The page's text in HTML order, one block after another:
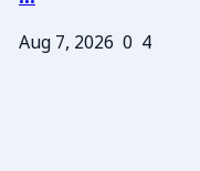
Aug 7, 2026 0 4